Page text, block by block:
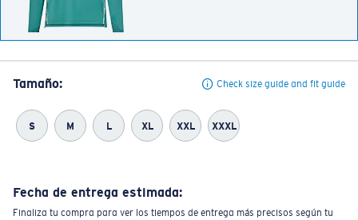
Tamaño: Check size guide and fit guide
S M L XL XXL XXXL
Fecha de entrega estimada:
Finaliza tu compra para ver los tiempos de entrega más precisos según tu